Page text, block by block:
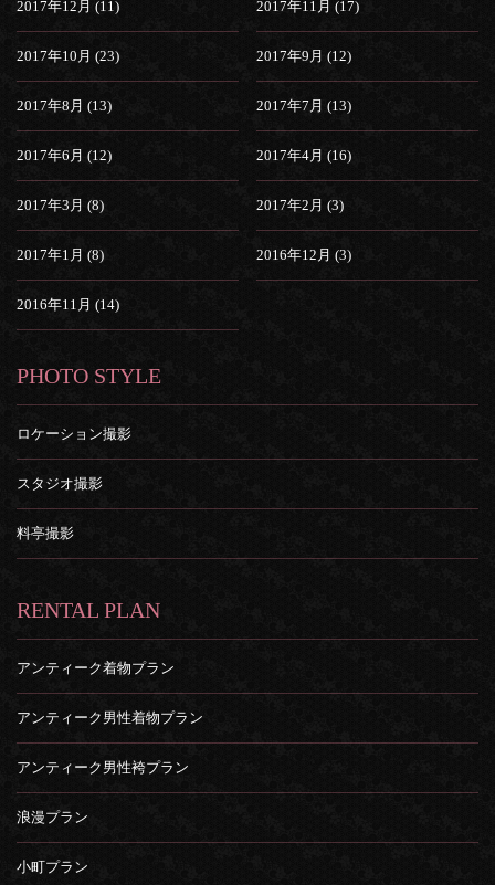
2017年12月 (11) 2017年11月 (17)
2017年10月 (23) 2017年9月 (12)
2017年8月 (13) 2017年7月 (13)
2017年6月 (12) 2017年4月 (16)
2017年3月 (8) 2017年2月 (3)
2017年1月 (8) 2016年12月 (3)
2016年11月 (14)
PHOTO STYLE
ロケーション撮影
スタジオ撮影
料亭撮影
RENTAL PLAN
アンティーク着物プラン
アンティーク男性着物プラン
アンティーク男性袴プラン
浪漫プラン
小町プラン